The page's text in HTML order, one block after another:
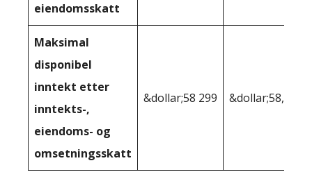
eiendomsskatt
Maksimal
disponibel
inntekt etter
inntekts-,
eiendoms- og
omsetningsskatt
&dollar;58 299 &dollar;58,108